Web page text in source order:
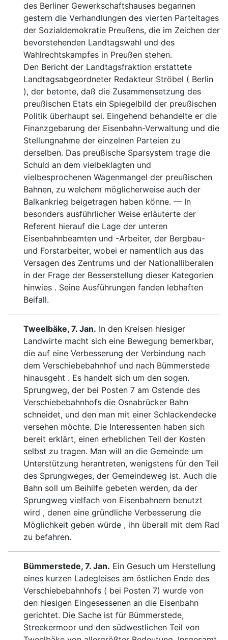
des Berliner Gewerkschaftshauses begannen
gestern die Verhandlungen des vierten Parteitages
der Sozialdemokratie Preußens, die im Zeichen der
bevorstehenden Landtagswahl und des
Wahlrechtskampfes in Preußen stehen.
Den Bericht der Landtagsfraktion erstattete
Landtagsabgeordneter Redakteur Ströbel ( Berlin
), der betonte, daß die Zusammensetzung des
preußischen Etats ein Spiegelbild der preußischen
Politik überhaupt sei. Eingehend behandelte er die
Finanzgebarung der Eisenbahn-Verwaltung und die
Stellungnahme der einzelnen Parteien zu
derselben. Das preußische Sparsystem trage die
Schuld an dem vielbeklagten und
vielbesprochenen Wagenmangel der preußischen
Bahnen, zu welchem möglicherweise auch der
Balkankrieg beigetragen haben könne. — In
besonders ausführlicher Weise erläuterte der
Referent hierauf die Lage der unteren
Eisenbahnbeamten und -Arbeiter, der Bergbau-
und Forstarbeiter, wobei er namentlich aus das
Versagen des Zentrums und der Nationalliberalen
in der Frage der Besserstellung dieser Kategorien
hinwies . Seine Ausführungen fanden lebhaften
Beifall.
Tweelbäke, 7. Jan. In den Kreisen hiesiger
Landwirte macht sich eine Bewegung bemerkbar,
die auf eine Verbesserung der Verbindung nach
dem Verschiebebahnhof und nach Bümmerstede
hinausgeht . Es handelt sich um den sogen.
Sprungweg, der bei Posten 7 am Ostende des
Verschiebebahnhofs die Osnabrücker Bahn
schneidet, und den man mit einer Schlackendecke
versehen möchte. Die Interessenten haben sich
bereit erklärt, einen erheblichen Teil der Kosten
selbst zu tragen. Man will an die Gemeinde um
Unterstützung herantreten, wenigstens für den Teil
des Sprungweges, der Gemeindeweg ist. Auch die
Bahn soll um Beihilfe gebeten werden, da der
Sprungweg vielfach von Eisenbahnern benutzt
wird , denen eine gründliche Verbesserung die
Möglichkeit geben würde , ihn überall mit dem Rad
zu befahren.
Bümmerstede, 7. Jan. Ein Gesuch um Herstellung
eines kurzen Ladegleises am östlichen Ende des
Verschiebebahnhofs ( bei Posten 7) wurde von
den hiesigen Eingesessenen an die Eisenbahn
gerichtet. Die Sache ist für Bümmerstede,
Streekermoor und den südwestlichen Teil von